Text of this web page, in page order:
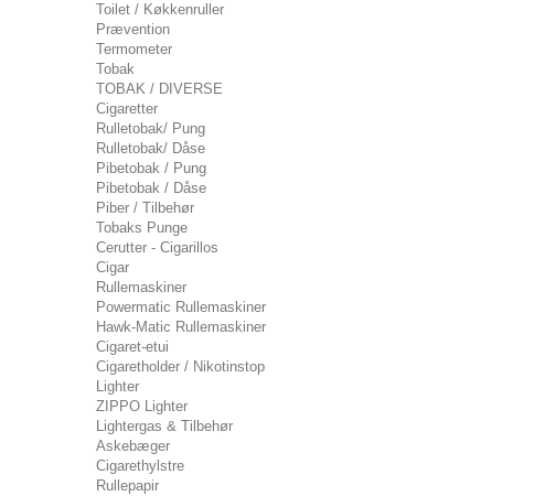
Toilet / Køkkenruller
Prævention
Termometer
Tobak
TOBAK / DIVERSE
Cigaretter
Rulletobak/ Pung
Rulletobak/ Dåse
Pibetobak / Pung
Pibetobak / Dåse
Piber / Tilbehør
Tobaks Punge
Cerutter - Cigarillos
Cigar
Rullemaskiner
Powermatic Rullemaskiner
Hawk-Matic Rullemaskiner
Cigaret-etui
Cigaretholder / Nikotinstop
Lighter
ZIPPO Lighter
Lightergas & Tilbehør
Askebæger
Cigarethylstre
Rullepapir